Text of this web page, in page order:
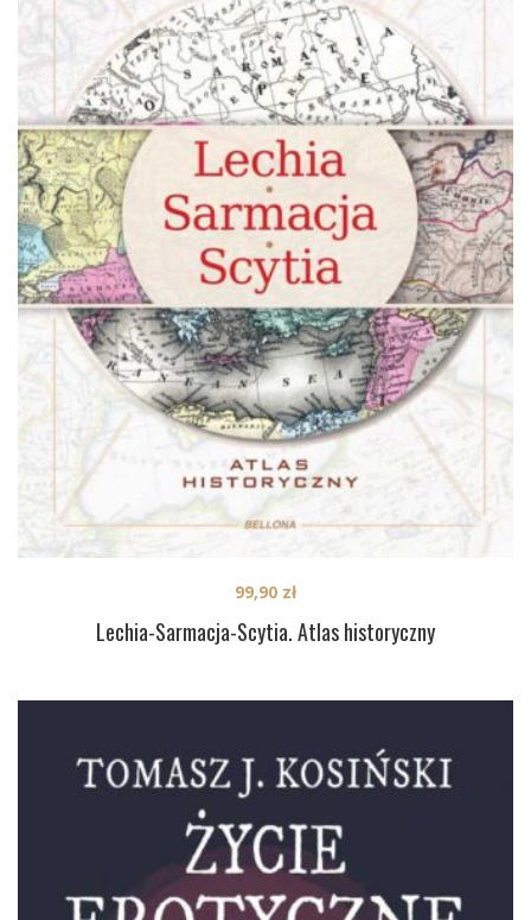
Lechia-Sarmacja-Scytia. Atlas historyczny
99,90 zł